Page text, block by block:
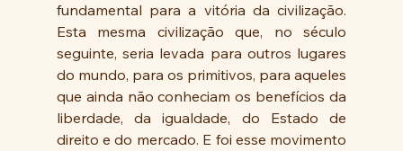
fundamental para a vitória da civilização.
Esta mesma civilização que, no século
seguinte, seria levada para outros lugares
do mundo, para os primitivos, para aqueles
que ainda não conheciam os benefícios da
liberdade, da igualdade, do Estado de
direito e do mercado. E foi esse movimento